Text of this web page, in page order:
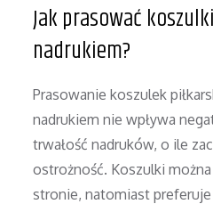
Jak prasować
nadrukiem?
Prasowanie koszulek
nadrukiem nie wpływa
trwałość nadruków, o ile
ostrożność. Koszulki
stronie, natomiast